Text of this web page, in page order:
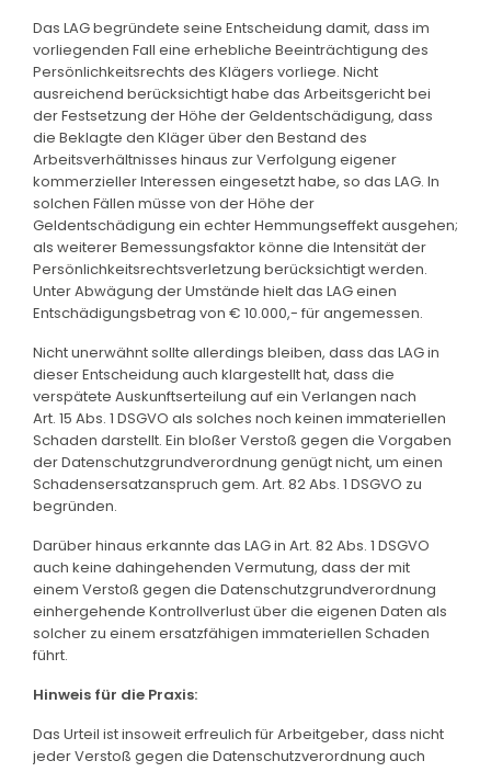
Das LAG begründete seine Entscheidung damit, dass im
vorliegenden Fall eine erhebliche Beeinträchtigung des
Persönlichkeitsrechts des Klägers vorliege. Nicht
ausreichend berücksichtigt habe das Arbeitsgericht bei
der Festsetzung der Höhe der Geldentschädigung, dass
die Beklagte den Kläger über den Bestand des
Arbeitsverhältnisses hinaus zur Verfolgung eigener
kommerzieller Interessen eingesetzt habe, so das LAG. In
solchen Fällen müsse von der Höhe der
Geldentschädigung ein echter Hemmungseffekt ausgehen;
als weiterer Bemessungsfaktor könne die Intensität der
Persönlichkeitsrechtsverletzung berücksichtigt werden.
Unter Abwägung der Umstände hielt das LAG einen
Entschädigungsbetrag von € 10.000,- für angemessen.
Nicht unerwähnt sollte allerdings bleiben, dass das LAG in
dieser Entscheidung auch klargestellt hat, dass die
verspätete Auskunftserteilung auf ein Verlangen nach
Art. 15 Abs. 1 DSGVO als solches noch keinen immateriellen
Schaden darstellt. Ein bloßer Verstoß gegen die Vorgaben
der Datenschutzgrundverordnung genügt nicht, um einen
Schadensersatzanspruch gem. Art. 82 Abs. 1 DSGVO zu
begründen.
Darüber hinaus erkannte das LAG in Art. 82 Abs. 1 DSGVO
auch keine dahingehenden Vermutung, dass der mit
einem Verstoß gegen die Datenschutzgrundverordnung
einhergehende Kontrollverlust über die eigenen Daten als
solcher zu einem ersatzfähigen immateriellen Schaden
führt.
Hinweis für die Praxis:
Das Urteil ist insoweit erfreulich für Arbeitgeber, dass nicht
jeder Verstoß gegen die Datenschutzverordnung auch